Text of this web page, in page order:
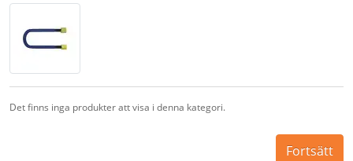
Det finns inga produkter att visa i denna kategori.
Fortsätt